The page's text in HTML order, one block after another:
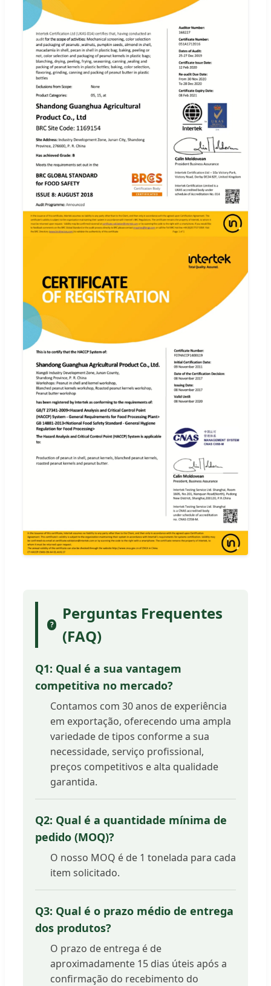
?
Perguntas Frequentes
(FAQ)
Q1: Qual é a sua vantagem
competitiva no mercado?
Contamos com 30 anos de experiência
em exportação, oferecendo uma ampla
variedade de tipos conforme a sua
necessidade, serviço profissional,
preços competitivos e alta qualidade
garantida.
Q2: Qual é a quantidade mínima de
pedido (MOQ)?
O nosso MOQ é de 1 tonelada para cada
item solicitado.
Q3: Qual é o prazo médio de entrega
dos produtos?
O prazo de entrega é de
aproximadamente 15 dias úteis após a
confirmação do recebimento do